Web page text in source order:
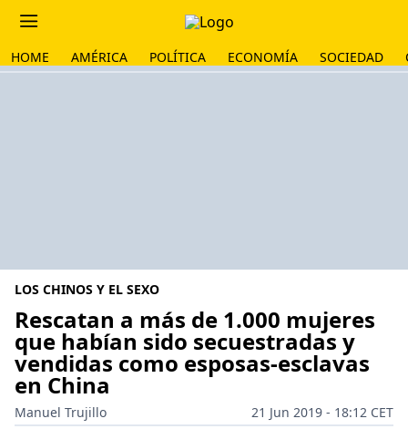
HOME AMÉRICA POLÍTICA ECONOMÍA SOCIEDAD
LOS CHINOS Y EL SEXO
Rescatan a más de 1.000 mujeres
que habían sido secuestradas y
vendidas como esposas-esclavas
en China
Manuel Trujillo
21 Jun 2019 - 18:12 CET